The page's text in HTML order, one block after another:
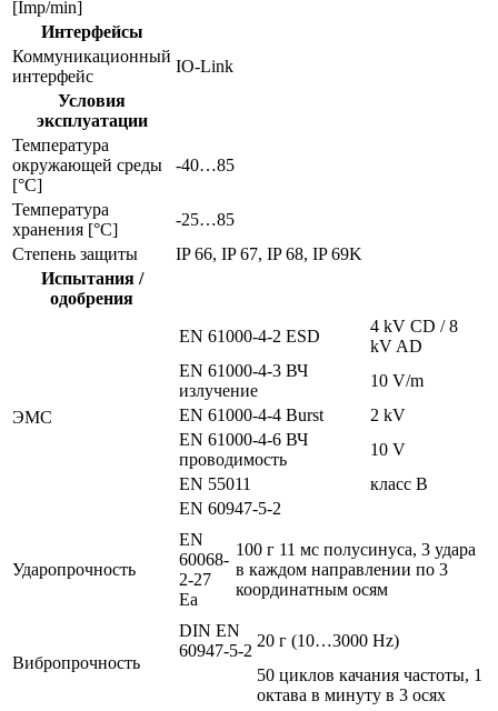
[Imp/min]
Интерфейсы
Коммуникационный
интерфейс
IO-Link
Условия
эксплуатации
Температура
окружающей среды
[°C]
-40…85
Температура
хранения [°C]
-25…85
Степень защиты
IP 66, IP 67, IP 68, IP 69K
Испытания /
одобрения
ЭMC
EN 61000-4-2 ESD
4 kV CD / 8
kV AD
EN 61000-4-3 ВЧ
излучение
10 V/m
EN 61000-4-4 Burst
2 kV
EN 61000-4-6 ВЧ
проводимость
10 V
EN 55011
класс B
EN 60947-5-2
Ударопрочность
EN
60068-
2-27
Ea
100 г 11 мс полусинуса, 3 удара
в каждом направлении по 3
координатным осям
Вибропрочность
DIN EN
60947-5-2
20 г (10…3000 Hz)
50 циклов качания частоты, 1
октава в минуту в 3 осях